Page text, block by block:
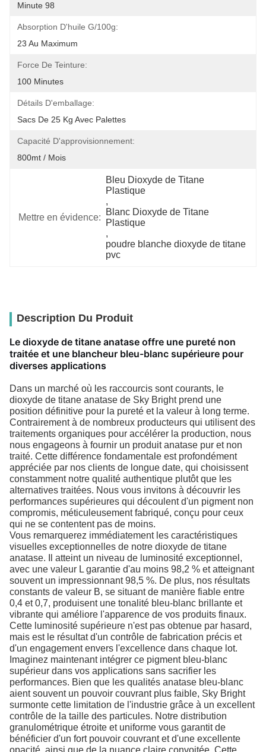
Minute 98
Absorption D'huile G/100g:
23 Au Maximum
Force De Teinture:
100 Minutes
Détails D'emballage:
Sacs De 25 Kg Avec Palettes
Capacité D'approvisionnement:
800mt / Mois
Mettre en évidence:
Bleu Dioxyde de Titane
Plastique
,
Blanc Dioxyde de Titane
Plastique
,
poudre blanche dioxyde de titane
pvc
Description Du Produit
Le dioxyde de titane anatase offre une pureté non
traitée et une blancheur bleu-blanc supérieure pour
diverses applications
Dans un marché où les raccourcis sont courants, le
dioxyde de titane anatase de Sky Bright prend une
position définitive pour la pureté et la valeur à long terme.
Contrairement à de nombreux producteurs qui utilisent des
traitements organiques pour accélérer la production, nous
nous engageons à fournir un produit anatase pur et non
traité. Cette différence fondamentale est profondément
appréciée par nos clients de longue date, qui choisissent
constamment notre qualité authentique plutôt que les
alternatives traitées. Nous vous invitons à découvrir les
performances supérieures qui découlent d'un pigment non
compromis, méticuleusement fabriqué, conçu pour ceux
qui ne se contentent pas de moins.
Vous remarquerez immédiatement les caractéristiques
visuelles exceptionnelles de notre dioxyde de titane
anatase. Il atteint un niveau de luminosité exceptionnel,
avec une valeur L garantie d'au moins 98,2 % et atteignant
souvent un impressionnant 98,5 %. De plus, nos résultats
constants de valeur B, se situant de manière fiable entre
0,4 et 0,7, produisent une tonalité bleu-blanc brillante et
vibrante qui améliore l'apparence de vos produits finaux.
Cette luminosité supérieure n'est pas obtenue par hasard,
mais est le résultat d'un contrôle de fabrication précis et
d'un engagement envers l'excellence dans chaque lot.
Imaginez maintenant intégrer ce pigment bleu-blanc
supérieur dans vos applications sans sacrifier les
performances. Bien que les qualités anatase bleu-blanc
aient souvent un pouvoir couvrant plus faible, Sky Bright
surmonte cette limitation de l'industrie grâce à un excellent
contrôle de la taille des particules. Notre distribution
granulométrique étroite et uniforme vous garantit de
bénéficier d'un fort pouvoir couvrant et d'une excellente
opacité, ainsi que de la nuance claire convoitée. Cette